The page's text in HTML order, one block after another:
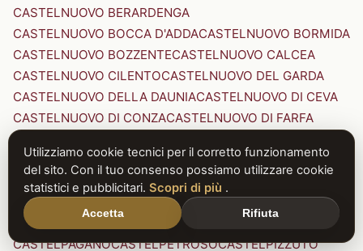
CASTELNUOVO BERARDENGA
CASTELNUOVO BOCCA D'ADDACASTELNUOVO BORMIDA
CASTELNUOVO BOZZENTECASTELNUOVO CALCEA
CASTELNUOVO CILENTOCASTELNUOVO DEL GARDA
CASTELNUOVO DELLA DAUNIACASTELNUOVO DI CEVA
CASTELNUOVO DI CONZACASTELNUOVO DI FARFA
CASTELNUOVO DI PORTO CASTELNUOVO DON BOSCO
CASTELNUOVO MAGRACASTELNUOVO NIGRA
CASTELNUOVO PARANOCASTELNUOVO RANGONE
CASTELNUOVO SCRIVIA
CASTELNUOVO VAL DI CECINA
CASTELPAGANOCASTELPETROSOCASTELPIZZUTO
Utilizziamo cookie tecnici per il corretto funzionamento
del sito. Con il tuo consenso possiamo utilizzare cookie
statistici e pubblicitari. Scopri di più .
Accetta Rifiuta